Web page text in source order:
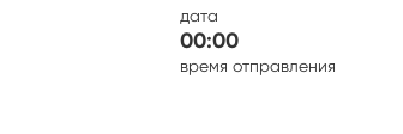
дата
00:00
время отправления